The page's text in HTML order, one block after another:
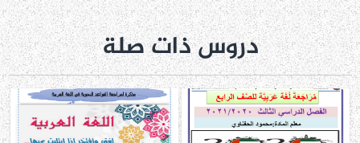
دروس ذات صلة